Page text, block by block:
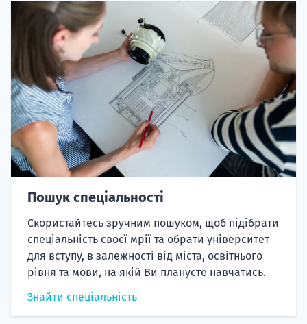
Пошук спеціальності
Скористайтесь зручним пошуком, щоб підібрати
спеціальність своєї мрії та обрати університет
для вступу, в залежності від міста, освітнього
рівня та мови, на якій Ви плануєте навчатись.
Знайти спеціальність